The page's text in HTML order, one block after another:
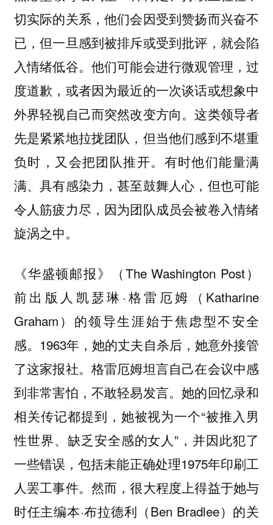
切实际的关系，他们会因受到赞扬而兴奋不
已，但一旦感到被排斥或受到批评，就会陷
入情绪低谷。他们可能会进行微观管理，过
度道歉，或者因为最近的一次谈话或想象中
外界轻视自己而突然改变方向。这类领导者
先是紧紧地拉拢团队，但当他们感到不堪重
负时，又会把团队推开。有时他们能量满
满、具有感染力，甚至鼓舞人心，但也可能
令人筋疲力尽，因为团队成员会被卷入情绪
旋涡之中。
《华盛顿邮报》（The Washington Post）
前出版人凯瑟琳·格雷厄姆（Katharine
Graham）的领导生涯始于焦虑型不安全
感。1963年，她的丈夫自杀后，她意外接管
了这家报社。格雷厄姆坦言自己在会议中感
到非常害怕，不敢轻易发言。她的回忆录和
相关传记都提到，她被视为一个“被推入男
性世界、缺乏安全感的女人”，并因此犯了
一些错误，包括未能正确处理1975年印刷工
人罢工事件。然而，很大程度上得益于她与
时任主编本·布拉德利（Ben Bradlee）的关